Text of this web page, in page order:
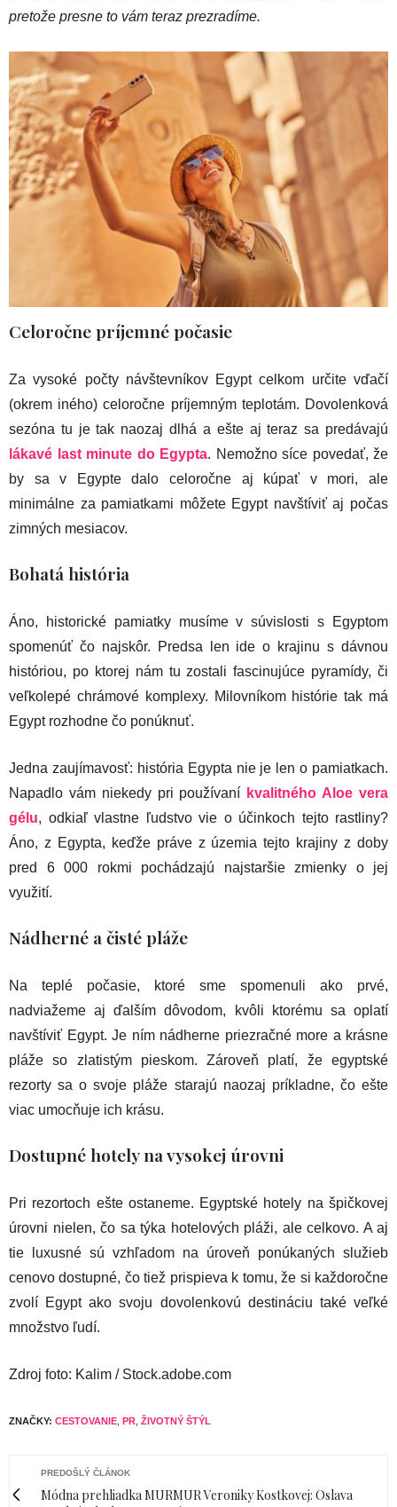
pretože presne to vám teraz prezradíme.
Celoročne príjemné počasie
Za vysoké počty návštevníkov Egypt celkom určite vďačí
(okrem iného) celoročne príjemným teplotám. Dovolenková
sezóna tu je tak naozaj dlhá a ešte aj teraz sa predávajú
lákavé last minute do Egypta. Nemožno síce povedať, že
by sa v Egypte dalo celoročne aj kúpať v mori, ale
minimálne za pamiatkami môžete Egypt navštíviť aj počas
zimných mesiacov.
Bohatá história
Áno, historické pamiatky musíme v súvislosti s Egyptom
spomenúť čo najskôr. Predsa len ide o krajinu s dávnou
históriou, po ktorej nám tu zostali fascinujúce pyramídy, či
veľkolepé chrámové komplexy. Milovníkom histórie tak má
Egypt rozhodne čo ponúknuť.
Jedna zaujímavosť: história Egypta nie je len o pamiatkach.
Napadlo vám niekedy pri používaní kvalitného Aloe vera
gélu, odkiaľ vlastne ľudstvo vie o účinkoch tejto rastliny?
Áno, z Egypta, keďže práve z územia tejto krajiny z doby
pred 6 000 rokmi pochádzajú najstaršie zmienky o jej
využití.
Nádherné a čisté pláže
Na teplé počasie, ktoré sme spomenuli ako prvé,
nadviažeme aj ďalším dôvodom, kvôli ktorému sa oplatí
navštíviť Egypt. Je ním nádherne priezračné more a krásne
pláže so zlatistým pieskom. Zároveň platí, že egyptské
rezorty sa o svoje pláže starajú naozaj príkladne, čo ešte
viac umocňuje ich krásu.
Dostupné hotely na vysokej úrovni
Pri rezortoch ešte ostaneme. Egyptské hotely na špičkovej
úrovni nielen, čo sa týka hotelových pláži, ale celkovo. A aj
tie luxusné sú vzhľadom na úroveň ponúkaných služieb
cenovo dostupné, čo tiež prispieva k tomu, že si každoročne
zvolí Egypt ako svoju dovolenkovú destináciu také veľké
množstvo ľudí.
Zdroj foto: Kalim / Stock.adobe.com
ZNAČKY: CESTOVANIE PR ŽIVOTNÝ ŠTÝL
PREDOŠLÝ ČLÁNOK
Módna prehliadka MURMUR Veroniky Kostkovej: Oslava